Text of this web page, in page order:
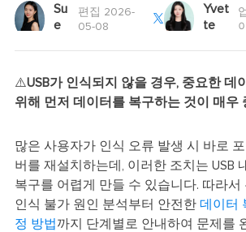
Su
e
편집 2026-
05-08

Yvet
te
⚠️USB가 인식되지 않을 경우, 중요한 데
위해 먼저 데이터를 복구하는 것이 매우
많은 사용자가 인식 오류 발생 시 바로 포
버를 재설치하는데, 이러한 조치는 USB
복구를 어렵게 만들 수 있습니다. 따라서
인식 불가 원인 분석부터 안전한 데이터
정 방법까지 단계별로 안내하여 문제를